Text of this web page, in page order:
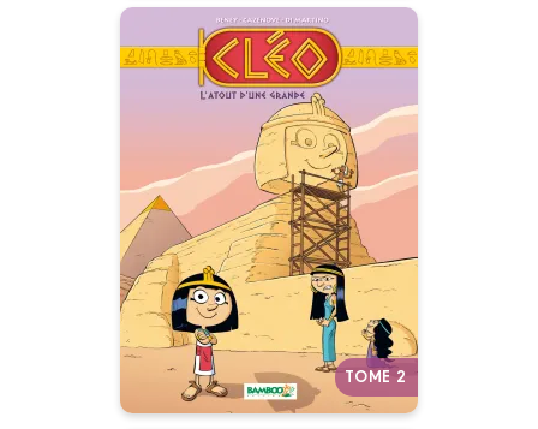
TOME 2
Cléo la petite
pharaonne
Tome 02
Date de parution :
16/03/2016
Découvrez la jeunesse des
grands personnages
historiques en BD.
Autres tomes